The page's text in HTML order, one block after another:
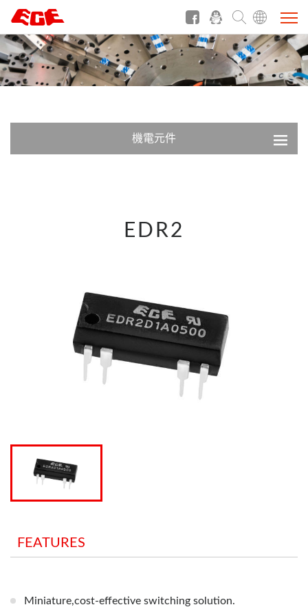
機電元件
EDR2
FEATURES
Miniature,cost-effective switching solution.